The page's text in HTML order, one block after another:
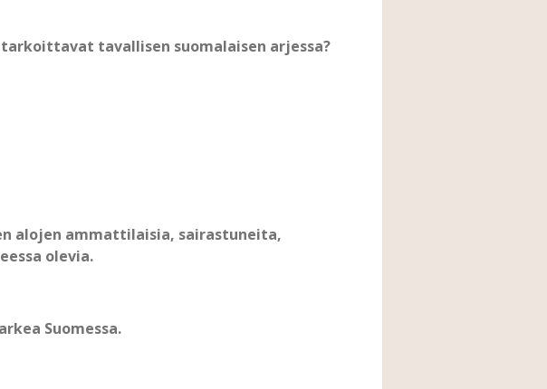
tavallisen suomalaisen arjessa?
alojen ammattilaisia, sairastuneita,
olevia.
Suomessa.